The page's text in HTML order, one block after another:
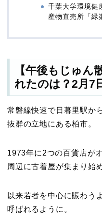
千葉大学環境健
産物直売所「緑
【午後もじゅん
れたのは？2月7
常磐線快速で日暮里駅か
抜群の立地にある柏市。
1973年に2つの百貨店が
周辺に古着屋が集まり始
以来若者を中心に賑わう
呼ばれるように。